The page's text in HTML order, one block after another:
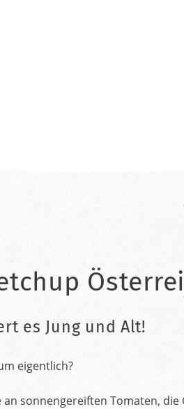
es Jung und Alt!
eigentlich?
an sonnengereiften Tomaten,